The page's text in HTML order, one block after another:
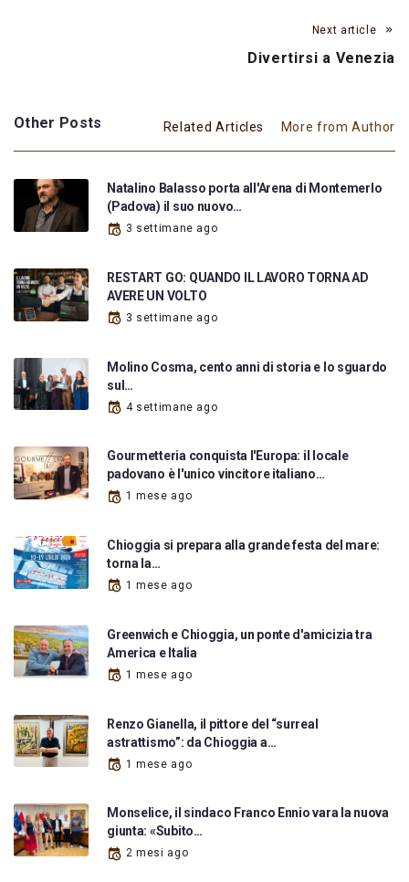
Next article
Divertirsi a Venezia
Other Posts Related Articles More from Author
Natalino Balasso porta all'Arena di Montemerlo
(Padova) il suo nuovo…
3 settimane ago
RESTART GO: QUANDO IL LAVORO TORNA AD
AVERE UN VOLTO
3 settimane ago
Molino Cosma, cento anni di storia e lo sguardo
sul…
4 settimane ago
Gourmetteria conquista l'Europa: il locale
padovano è l'unico vincitore italiano…
1 mese ago
Chioggia si prepara alla grande festa del mare:
torna la…
1 mese ago
Greenwich e Chioggia, un ponte d'amicizia tra
America e Italia
1 mese ago
Renzo Gianella, il pittore del “surreal
astrattismo”: da Chioggia a…
1 mese ago
Monselice, il sindaco Franco Ennio vara la nuova
giunta: «Subito…
2 mesi ago